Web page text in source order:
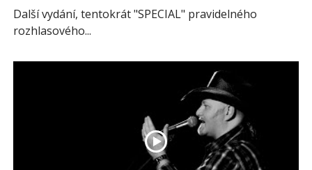
Další vydání, tentokrát "SPECIAL" pravidelného
rozhlasového...